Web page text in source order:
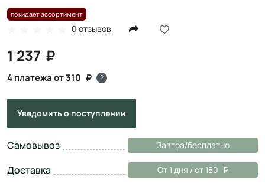
покидает ассортимент
0 отзывов
1 237
4 платежа от 310 ?
Уведомитьо поступлении
Самовывоз Завтра/бесплатно
Доставка От 1 дня / от 180